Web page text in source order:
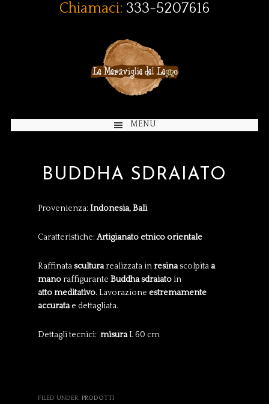
Chiamaci: 333-5207616
MENU
BUDDHA SDRAIATO
Provenienza:Indonesia, Bali
Caratteristiche:Artigianato etnico orientale
Raffinata sculturarealizzata inresinascolpita a
manoraffigurante Buddha sdraiatoin
atto meditativo. Lavorazione estremamente
accuratae dettagliata.
Dettagli tecnici: misuraL 60 cm
FILED UNDER: PRODOTTI